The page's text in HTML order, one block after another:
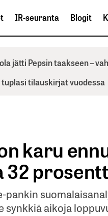
IR-seuranta Blogit
jätti Pepsin taakseen –
tilauskirjat vuodessa
karu
32
pankin
synkkiä aikoja